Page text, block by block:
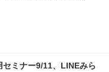
ミナー9/11、LINEみら